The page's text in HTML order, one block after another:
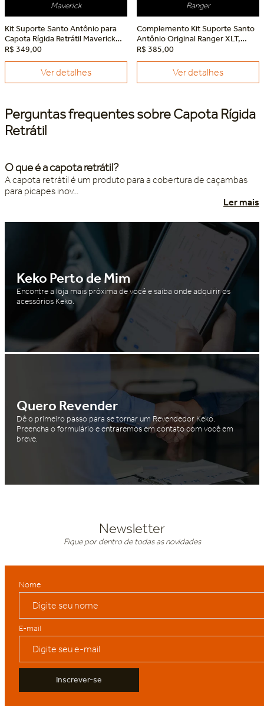
Maverick
Kit Suporte Santo Antônio para
Capota Rígida Retrátil Maverick
Ford Maverick
R$ 349,00
Ver detalhes
Ranger
Complemento Kit Suporte Santo
Antônio Original Ranger XLT,
Storm e FX4 Ford Ranger
R$ 385,00
Ver detalhes
Perguntas frequentes sobre Capota Rígida
Retrátil
O que é a capota retrátil?
A capota retrátil é um produto para a cobertura de caçambas
para picapes inov...
Ler mais
Keko Perto de Mim
Encontre a loja mais próxima de você e saiba onde adquirir os
acessórios Keko.
Quero Revender
Dê o primeiro passo para se tornar um Revendedor Keko.
Preencha o formulário e entraremos em contato com você em
breve.
Newsletter
Fique por dentro de todas as novidades
Nome
E-mail
Inscrever-se